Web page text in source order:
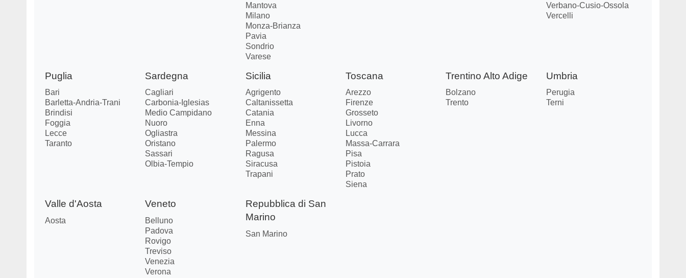
Mantova
Milano
Monza-Brianza
Pavia
Sondrio
Varese
Verbano-Cusio-Ossola
Vercelli
Puglia
Bari
Barletta-Andria-Trani
Brindisi
Foggia
Lecce
Taranto
Sardegna
Cagliari
Carbonia-Iglesias
Medio Campidano
Nuoro
Ogliastra
Oristano
Sassari
Olbia-Tempio
Sicilia
Agrigento
Caltanissetta
Catania
Enna
Messina
Palermo
Ragusa
Siracusa
Trapani
Toscana
Arezzo
Firenze
Grosseto
Livorno
Lucca
Massa-Carrara
Pisa
Pistoia
Prato
Siena
Trentino Alto Adige
Bolzano
Trento
Umbria
Perugia
Terni
Valle d'Aosta
Aosta
Veneto
Belluno
Padova
Rovigo
Treviso
Venezia
Verona
Repubblica di San
Marino
San Marino